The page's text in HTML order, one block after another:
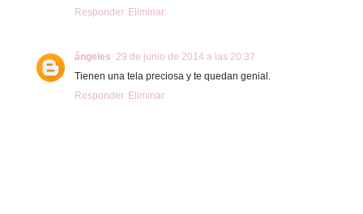
Responder Eliminar
ángeles 29 de junio de 2014 a las 20:37
Tienen una tela preciosa y te quedan genial.
Responder Eliminar